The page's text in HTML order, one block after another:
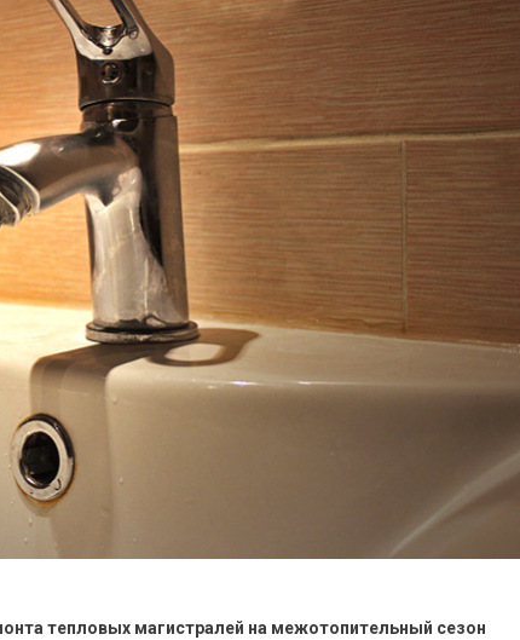
тепловых магистралей на межотопительный сезон